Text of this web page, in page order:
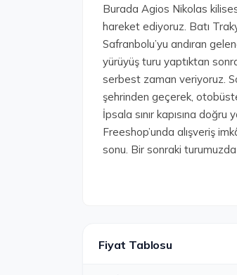
Burada Agios Nikolas
hareket ediyoruz. Batı
Safranbolu’yu andıran
yürüyüş turu yaptıktan
serbest zaman veriyoruz.
şehrinden geçerek,
İpsala sınır kapısına
Freeshop’unda alışveriş
sonu. Bir sonraki
Fiyat Tablosu